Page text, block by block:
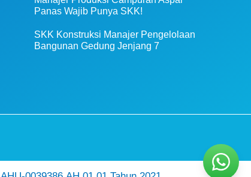
Panas Wajib Punya SKK!
SKK Konstruksi Manajer Pengelolaan
Bangunan Gedung Jenjang 7